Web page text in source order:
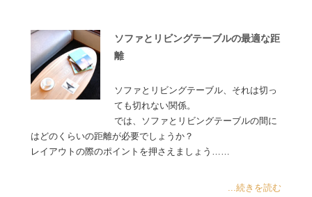
ソファとリビングテーブルの最適な距
離
ソファとリビングテーブル、それは切っ
ても切れない関係。
では、ソファとリビングテーブルの間に
はどのくらいの距離が必要でしょうか？
レイアウトの際のポイントを押さえましょう……
...続きを読む